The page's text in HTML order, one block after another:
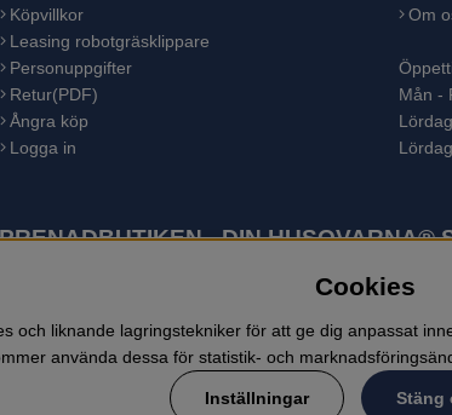
Köpvillkor
Leasing robotgräsklippare
Personuppgifter
Retur(PDF)
Ångra köp
Logga in
Om
Mån -
- DIN HUSQVARNA®
som skogsmaskiner ochCookies
och liknande lagringstekniker för att ge dig anpassat
använda dessa för statistik- och
Inställningar Stäng